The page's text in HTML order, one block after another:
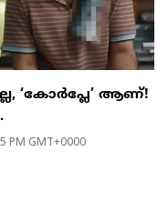
‘കോർപ്ലേ’ ആണ്!
PM GMT+0000